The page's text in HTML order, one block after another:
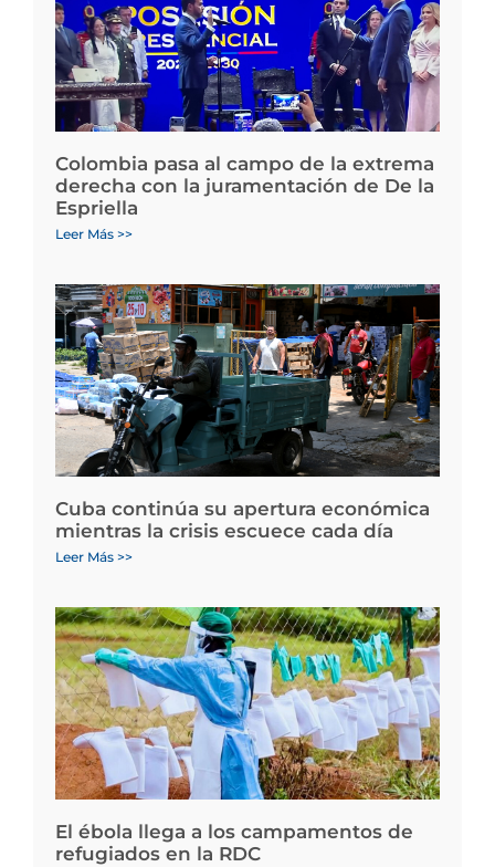
Colombia pasa al campo de la extrema
derecha con la juramentación de De la
Espriella
Leer Más >>
Cuba continúa su apertura económica
mientras la crisis escuece cada día
Leer Más >>
El ébola llega a los campamentos de
refugiados en la RDC